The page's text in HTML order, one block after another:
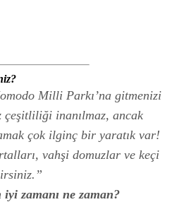
Milli Parkı’na gitmenizi
çeşitliliği inanılmaz, ancak
çok ilginç bir yaratık var!
vahşi domuzlar ve keçi
zamanı ne zaman?